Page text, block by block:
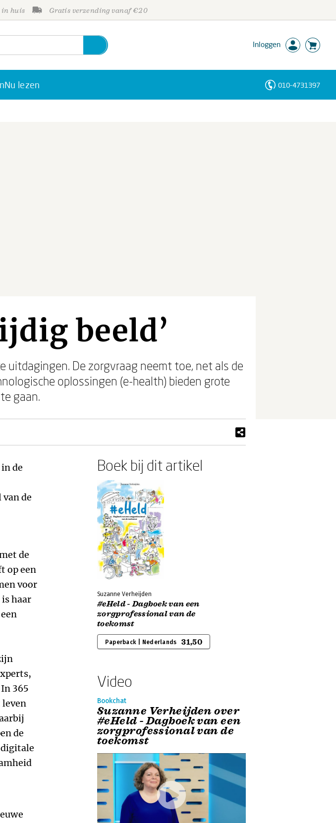
in huis Gratis verzending vanaf €20
Inloggen
Nu lezen 010-4731397
beeld’
uitdagingen. De zorgvraag neemt toe, net als de
oplossingen (e-health) bieden grote
gaan.
de
de
de
op een
voor
is haar
365
leven
de
Boek bij dit artikel
Suzanne Verheijden
#eHeld - Dagboek van een
zorgprofessional van de
toekomst
Paperback | Nederlands 31,50
Video
Bookchat
Suzanne Verheijden over
#eHeld - Dagboek van een
zorgprofessional van de
toekomst
Personen